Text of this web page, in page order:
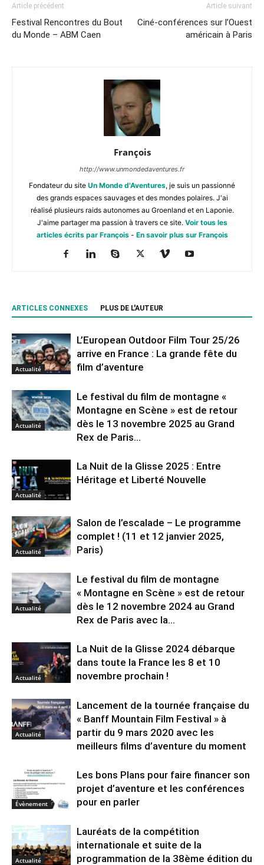
Article précédent
Festival Rencontres du Bout
du Monde – ABM Caen
Article suivant
Ciné-conférences sur l’Ouest
américain à Paris
François
http://www.unmondedaventures.fr
Fondateur du site Un Monde d'Aventures, je suis un passionné
des grands espaces sauvages et des mondes polaires. J'ai
réalisé plusieurs raids autonomes au Groenland et en Laponie.
J'aime partager ma passion à travers ce site. Voir tous les
articles écrits par François- En savoir plus sur François
ARTICLES CONNEXES PLUS DE L'AUTEUR
Actualité
L’European Outdoor Film Tour 25/26
arrive en France : La grande fête du
film d’aventure
Actualité
Le festival du film de montagne «
Montagne en Scène » est de retour
dès le 13 novembre 2025 au Grand
Rex de Paris...
Actualité
La Nuit de la Glisse 2025 : Entre
Héritage et Liberté Nouvelle
Actualité
Salon de l’escalade – Le programme
complet ! (11 et 12 janvier 2025,
Paris)
Actualité
Le festival du film de montagne
« Montagne en Scène » est de retour
dès le 12 novembre 2024 au Grand
Rex de Paris avec la...
Actualité
La Nuit de la Glisse 2024 débarque
dans toute la France les 8 et 10
novembre prochain !
Actualité
Lancement de la tournée française du
« Banff Mountain Film Festival » à
partir du 9 mars 2020 avec les
meilleurs films d’aventure du moment
Évènement
Les bons Plans pour faire financer son
projet d’aventure et les conférences
pour en parler
Actualité
Lauréats de la compétition
internationale et suite de la
programmation de la 38ème édition du